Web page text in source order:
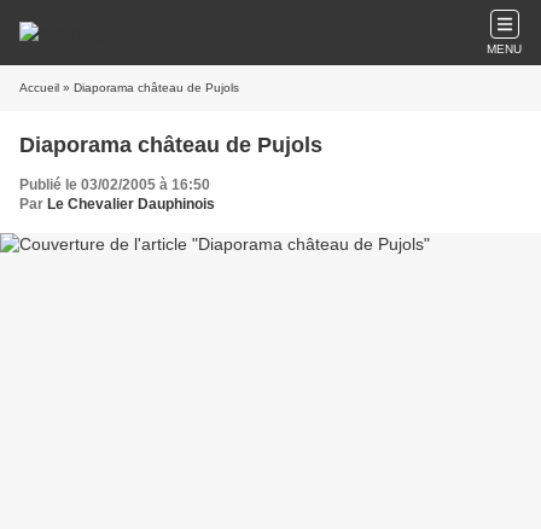
MENU
Accueil » Diaporama château de Pujols
Diaporama château de Pujols
Publié le 03/02/2005 à 16:50
Par Le Chevalier Dauphinois